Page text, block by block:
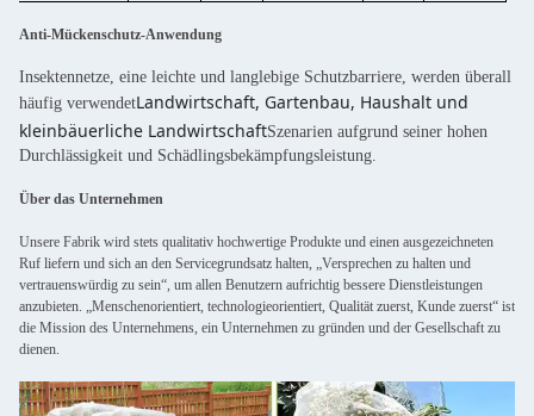
Anti-Mückenschutz-Anwendung
Insektennetze, eine leichte und langlebige Schutzbarriere, werden überall
häufig verwendetLandwirtschaft, Gartenbau, Haushalt und
kleinbäuerliche LandwirtschaftSzenarien aufgrund seiner hohen
Durchlässigkeit und Schädlingsbekämpfungsleistung.
Über das Unternehmen
Unsere Fabrik wird stets qualitativ hochwertige Produkte und einen ausgezeichneten
Ruf liefern und sich an den Servicegrundsatz halten, „Versprechen zu halten und
vertrauenswürdig zu sein“, um allen Benutzern aufrichtig bessere Dienstleistungen
anzubieten. „Menschenorientiert, technologieorientiert, Qualität zuerst, Kunde zuerst“ ist
die Mission des Unternehmens, ein Unternehmen zu gründen und der Gesellschaft zu
dienen.